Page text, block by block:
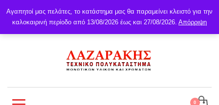
Αγαπητοί μας πελάτες, το κατάστημα μας θα παραμείνει κλειστό για την
καλοκαιρινή περίοδο από 13/08/2026 έως και 27/08/2026. Απόρριψη